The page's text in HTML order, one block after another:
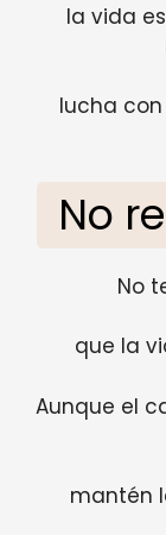
la vida
lucha
No
No
que la
Aunque el
mantén